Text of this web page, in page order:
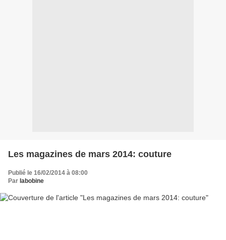
Les magazines de mars 2014: couture
Publié le 16/02/2014 à 08:00
Par labobine